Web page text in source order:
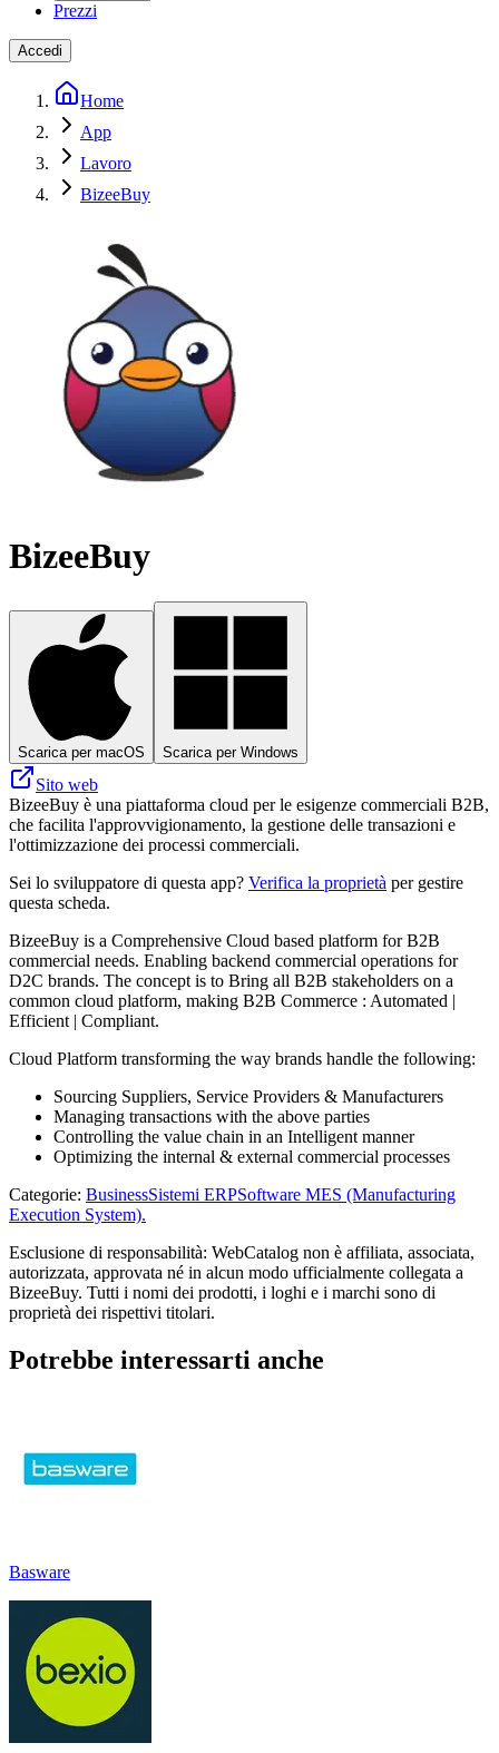
Prezzi
Accedi
Home
App
Lavoro
BizeeBuy
BizeeBuy
Scarica per macOS Scarica per Windows
Sito web
BizeeBuy è una piattaforma cloud per le esigenze commerciali B2B,
che facilita l'approvvigionamento, la gestione delle transazioni e
l'ottimizzazione dei processi commerciali.
Sei lo sviluppatore di questa app? Verifica la proprietà per gestire
questa scheda.
BizeeBuy is a Comprehensive Cloud based platform for B2B
commercial needs. Enabling backend commercial operations for
D2C brands. The concept is to Bring all B2B stakeholders on a
common cloud platform, making B2B Commerce : Automated |
Efficient | Compliant.
Cloud Platform transforming the way brands handle the following:
Sourcing Suppliers, Service Providers & Manufacturers
Managing transactions with the above parties
Controlling the value chain in an Intelligent manner
Optimizing the internal & external commercial processes
Categorie: BusinessSistemi ERPSoftware MES (Manufacturing
Execution System).
Esclusione di responsabilità: WebCatalog non è affiliata, associata,
autorizzata, approvata né in alcun modo ufficialmente collegata a
BizeeBuy. Tutti i nomi dei prodotti, i loghi e i marchi sono di
proprietà dei rispettivi titolari.
Potrebbe interessarti anche
Basware